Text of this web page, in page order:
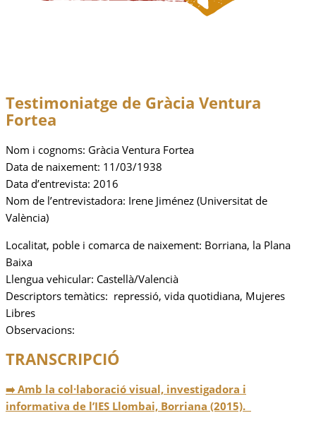
Testimoniatge de Gràcia Ventura
Fortea
Nom i cognoms: Gràcia Ventura Fortea
Data de naixement: 11/03/1938
Data d’entrevista: 2016
Nom de l’entrevistadora: Irene Jiménez (Universitat de
València)
Localitat, poble i comarca de naixement: Borriana, la Plana
Baixa
Llengua vehicular: Castellà/Valencià
Descriptors temàtics: repressió, vida quotidiana, Mujeres
Libres
Observacions:
TRANSCRIPCIÓ
➡️ Amb la col·laboració visual, investigadora i
informativa de l’IES Llombai, Borriana (2015).